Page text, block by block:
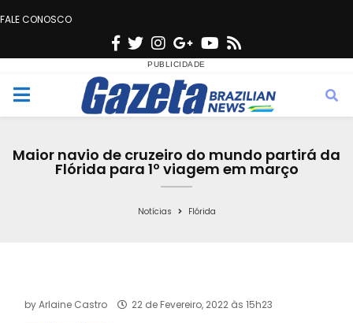
FALE CONOSCO
F
c
e
o
T
w
i
t
e
n
s
t
g
r
a
G
o
o
g
e
Y
u
t
b
s
M
Maior navio de cruzeiro do mundo partirá da
Flórida para 1º viagem em março
Notícias Flórida
byArlaine Castro 22 de Fevereiro, 2022 às 15h23